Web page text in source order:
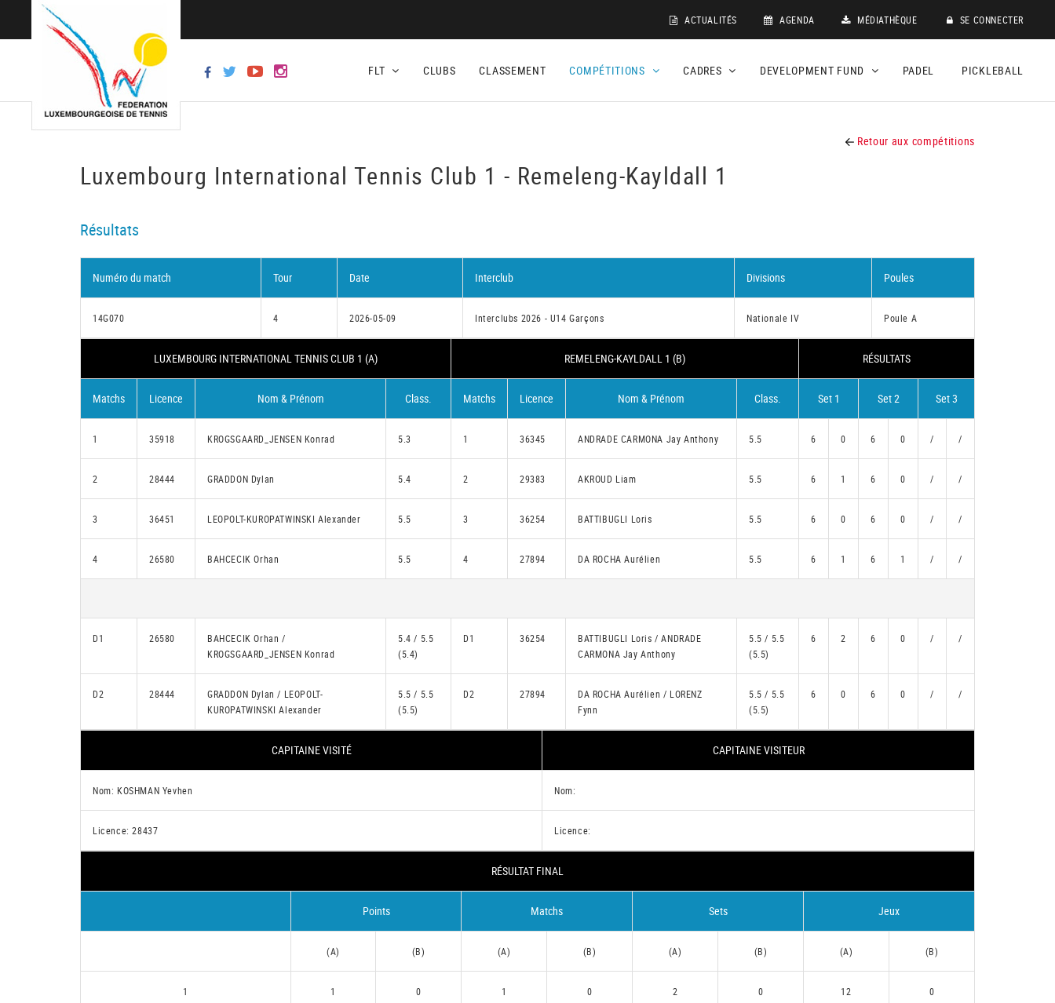
ACTUALITÉS AGENDA MÉDIATHÈQUE SE CONNECTER
FLT CLUBS CLASSEMENT COMPÉTITIONS CADRES DEVELOPMENT FUND PADEL PICKLEBALL
Retour aux compétitions
Luxembourg International Tennis Club 1 - Remeleng-Kayldall 1
Résultats
Numéro du match Tour Date Interclub Divisions Poules
14G070 4 2026-05-09 Interclubs 2026 - U14 Garçons Nationale IV Poule A
LUXEMBOURG INTERNATIONAL TENNIS CLUB 1 (A) REMELENG-KAYLDALL 1 (B) RÉSULTATS
Matchs Licence Nom & Prénom Class. Matchs Licence Nom & Prénom Class. Set 1 Set 2 Set 3
1 35918 KROGSGAARD_JENSEN Konrad 5.3 1 36345 ANDRADE CARMONA Jay Anthony 5.5 6 0 6 0 / /
2 28444 GRADDON Dylan 5.4 2 29383 AKROUD Liam 5.5 6 1 6 0 / /
3 36451 LEOPOLT-KUROPATWINSKI Alexander 5.5 3 36254 BATTIBUGLI Loris 5.5 6 0 6 0 / /
4 26580 BAHCECIK Orhan 5.5 4 27894 DA ROCHA Aurélien 5.5 6 1 6 1 / /
D1 26580
BAHCECIK Orhan /
KROGSGAARD_JENSEN Konrad
5.4 / 5.5
(5.4)
D1 36254
BATTIBUGLI Loris / ANDRADE
CARMONA Jay Anthony
5.5 / 5.5
(5.5)
6 2 6 0 / /
D2 28444
GRADDON Dylan / LEOPOLT-
KUROPATWINSKI Alexander
5.5 / 5.5
(5.5)
D2 27894
DA ROCHA Aurélien / LORENZ
Fynn
5.5 / 5.5
(5.5)
6 0 6 0 / /
CAPITAINE VISITÉ CAPITAINE VISITEUR
Nom: KOSHMAN Yevhen Nom:
Licence: 28437 Licence:
RÉSULTAT FINAL
Points Matchs Sets Jeux
(A) (B) (A) (B) (A) (B) (A) (B)
1 1 0 1 0 2 0 12 0